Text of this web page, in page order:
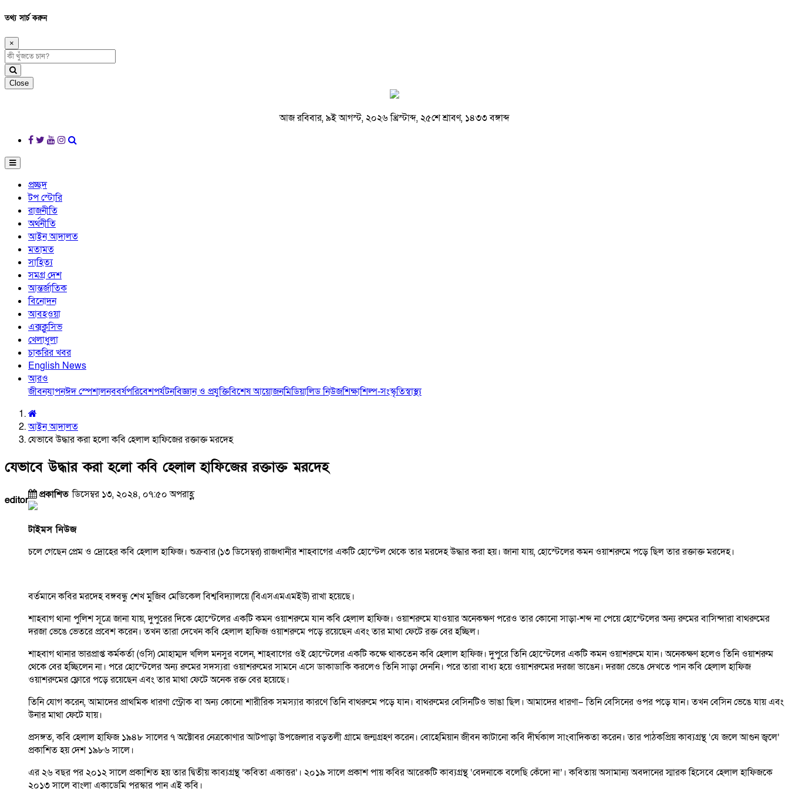
তথ্য সার্চ করুন
×
Close
আজ রবিবার, ৯ই আগস্ট, ২০২৬ খ্রিস্টাব্দ, ২৫শে শ্রাবণ, ১৪৩৩ বঙ্গাব্দ
প্রচ্ছদ
টপ স্টোরি
রাজনীতি
অর্থনীতি
আইন আদালত
মতামত
সাহিত্য
সমগ্র দেশ
আন্তর্জাতিক
বিনোদন
আবহওয়া
এক্সক্লুসিভ
খেলাধুলা
চাকরির খবর
English News
আরও
জীবনযাপনঈদ স্পেশালনববর্ষপরিবেশপর্যটনবিজ্ঞান ও প্রযুক্তিবিশেষ আয়োজনমিডিয়ালিড নিউজশিক্ষাশিল্প-সংস্কৃতিস্বাস্থ্য
আইন আদালত
যেভাবে উদ্ধার করা হলো কবি হেলাল হাফিজের রক্তাক্ত মরদেহ
যেভাবে উদ্ধার করা হলো কবি হেলাল হাফিজের রক্তাক্ত মরদেহ
editor প্রকাশিতডিসেম্বর ১৩, ২০২৪, ০৭:৫০ অপরাহ্ণ
টাইমস নিউজ
চলে গেছেন প্রেম ও দ্রোহের কবি হেলাল হাফিজ। শুক্রবার (১৩ ডিসেম্বর) রাজধানীর শাহবাগের একটি হোস্টেল থেকে তার মরদেহ উদ্ধার করা হয়। জানা যায়, হোস্টেলের কমন ওয়াশরুমে পড়ে ছিল তার রক্তাক্ত মরদেহ।
বর্তমানে কবির মরদেহ বঙ্গবন্ধু শেখ মুজিব মেডিকেল বিশ্ববিদ্যালয়ে (বিএসএমএমইউ) রাখা হয়েছে।
শাহবাগ থানা পুলিশ সূত্রে জানা যায়, দুপুরের দিকে হোস্টেলের একটি কমন ওয়াশরুমে যান কবি হেলাল হাফিজ। ওয়াশরুমে যাওয়ার অনেকক্ষণ পরেও তার কোনো সাড়া-শব্দ না পেয়ে হোস্টেলের অন্য রুমের বাসিন্দারা বাথরুমের
দরজা ভেঙে ভেতরে প্রবেশ করেন। তখন তারা দেখেন কবি হেলাল হাফিজ ওয়াশরুমে পড়ে রয়েছেন এবং তার মাথা ফেটে রক্ত বের হচ্ছিল।
শাহবাগ থানার ভারপ্রাপ্ত কর্মকর্তা (ওসি) মোহাম্মদ খলিল মনসুর বলেন, শাহবাগের ওই হোস্টেলের একটি কক্ষে থাকতেন কবি হেলাল হাফিজ। দুপুরে তিনি হোস্টেলের একটি কমন ওয়াশরুমে যান। অনেকক্ষণ হলেও তিনি ওয়াশরুম
থেকে বের হচ্ছিলেন না। পরে হোস্টেলের অন্য রুমের সদস্যরা ওয়াশরুমের সামনে এসে ডাকাডাকি করলেও তিনি সাড়া দেননি। পরে তারা বাধ্য হয়ে ওয়াশরুমের দরজা ভাঙেন। দরজা ভেঙে দেখতে পান কবি হেলাল হাফিজ
ওয়াশরুমের ফ্লোরে পড়ে রয়েছেন এবং তার মাথা ফেটে অনেক রক্ত বের হয়েছে।
তিনি যোগ করেন, আমাদের প্রাথমিক ধারণা স্ট্রোক বা অন্য কোনো শারীরিক সমস্যার কারণে তিনি বাথরুমে পড়ে যান। বাথরুমের বেসিনটিও ভাঙা ছিল। আমাদের ধারণা– তিনি বেসিনের ওপর পড়ে যান। তখন বেসিন ভেঙে যায় এবং
উনার মাথা ফেটে যায়।
প্রসঙ্গত, কবি হেলাল হাফিজ ১৯৪৮ সালের ৭ অক্টোবর নেত্রকোণার আটপাড়া উপজেলার বড়তলী গ্রামে জন্মগ্রহণ করেন। বোহেমিয়ান জীবন কাটানো কবি দীর্ঘকাল সাংবাদিকতা করেন। তার পাঠকপ্রিয় কাব্যগ্রন্থ ‘যে জলে আগুন জ্বলে’
প্রকাশিত হয় দেশ ১৯৮৬ সালে।
এর ২৬ বছর পর ২০১২ সালে প্রকাশিত হয় তার দ্বিতীয় কাব্যগ্রন্থ ‘কবিতা একাত্তর’। ২০১৯ সালে প্রকাশ পায় কবির আরেকটি কাব্যগ্রন্থ ‘বেদনাকে বলেছি কেঁদো না’। কবিতায় অসামান্য অবদানের স্মারক হিসেবে হেলাল হাফিজকে
২০১৩ সালে বাংলা একাডেমি পুরস্কার পান এই কবি।